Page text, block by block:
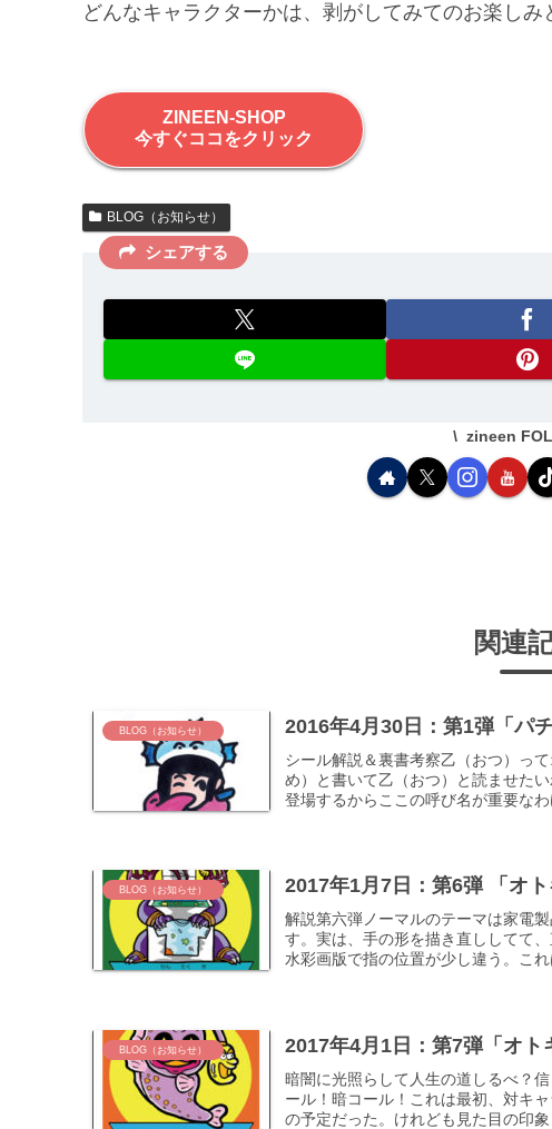
どんなキャラクターかは、剥がしてみてのお楽しみ
ZINEEN-SHOP
今すぐココをクリック
BLOG（お知らせ）
シェアする
zineen
関連
BLOG（お知らせ） 2016年4月30日：第1弾「パ
シール解説＆裏書考察乙（おつ）っ
め）と書いて乙（おつ）と読ませた
登場するからここの呼び名が重要な
BLOG（お知らせ） 2017年1月7日：第6弾 「オト
解説第六弾ノーマルのテーマは家電
す。実は、手の形を描き直ししてて
水彩画版で指の位置が少し違う。こ
BLOG（お知らせ） 2017年4月1日：第7弾「オト
暗闇に光照らして人生の道しるべ？
ール！暗コール！これは最初、対キ
の予定だった。けれども見た目の印